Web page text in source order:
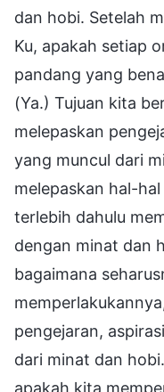
dan hobi. Setelah
Ku, apakah setiap
pandang yang
(Ya.) Tujuan kita
melepaskan
yang muncul dari
melepaskan hal-
terlebih dahulu
dengan minat dan
bagaimana
pengejaran,
dari minat dan
apakah kita